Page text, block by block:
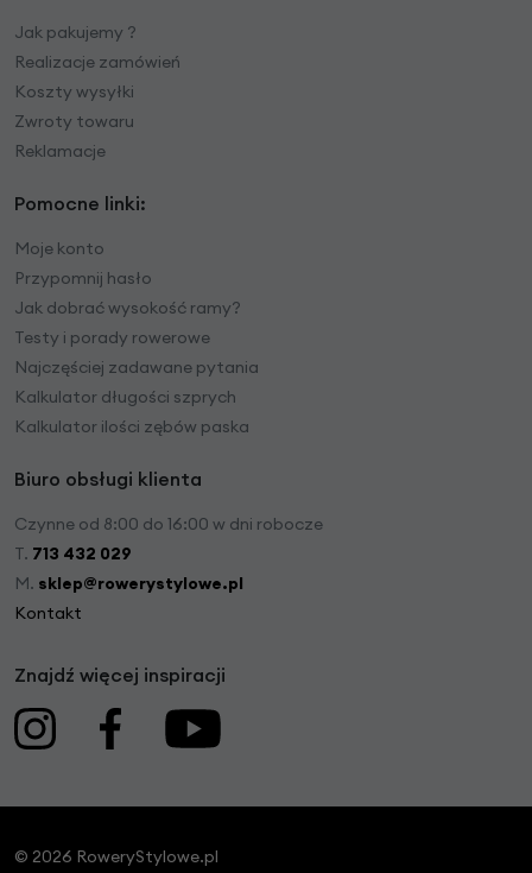
Jak pakujemy ?
Realizacje zamówień
Koszty wysyłki
Zwroty towaru
Reklamacje
Pomocne linki:
Moje konto
Przypomnij hasło
Jak dobrać wysokość ramy?
Testy i porady rowerowe
Najczęściej zadawane pytania
Kalkulator długości szprych
Kalkulator ilości zębów paska
Biuro obsługi klienta
Czynne od 8:00 do 16:00 w dni robocze
T. 713 432 029
M. sklep@rowerystylowe.pl
Kontakt
Znajdź więcej inspiracji
© 2026 RoweryStylowe.pl